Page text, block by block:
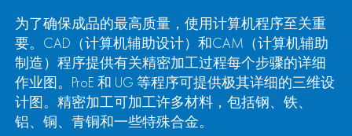
为了确保成品的最高质量，使用计算机程序至关重
要。CAD（计算机辅助设计）和CAM（计算机辅助
制造）程序提供有关精密加工过程每个步骤的详细
作业图。ProE 和 UG 等程序可提供极其详细的三维设
计图。精密加工可加工许多材料，包括钢、铁、
铝、铜、青铜和一些特殊合金。